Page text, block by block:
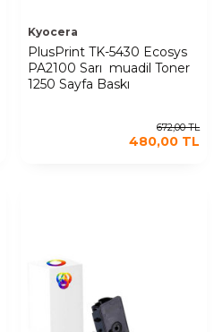
Kyocera
PlusPrint TK-5430 Ecosys
PA2100 Sarı muadil Toner
1250 Sayfa Baskı
672,00TL
480,00 TL